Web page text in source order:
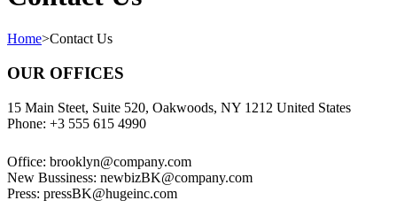
Home>Contact Us
OUR OFFICES
15 Main Steet, Suite 520, Oakwoods, NY 1212 United States
Phone: +3 555 615 4990
Office: brooklyn@company.com
New Bussiness: newbizBK@company.com
Press: pressBK@hugeinc.com